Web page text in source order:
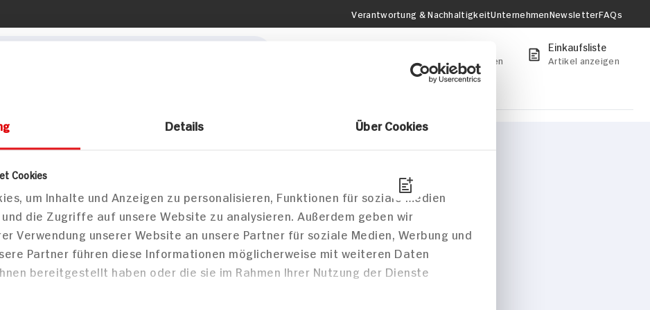
Verantwortung & NachhaltigkeitUnternehmenNewsletterFAQs
Jetzt Markt wählen
Markt auswählen
Einkaufsliste
Artikel anzeigen